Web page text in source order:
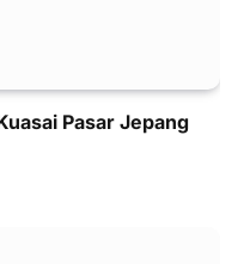
Pasar Jepang